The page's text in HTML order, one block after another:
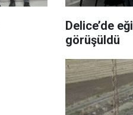
Delice’de
görüşüldü